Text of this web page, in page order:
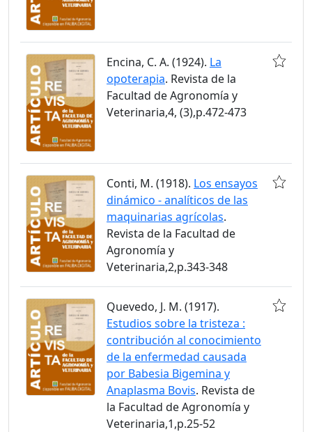
Encina, C. A. (1924). La
opoterapia. Revista de la
Facultad de Agronomía y
Veterinaria,4, (3),p.472-473
Conti, M. (1918). Los ensayos
dinámico - analíticos de las
maquinarias agrícolas.
Revista de la Facultad de
Agronomía y
Veterinaria,2,p.343-348
Quevedo, J. M. (1917).
Estudios sobre la tristeza :
contribución al conocimiento
de la enfermedad causada
por Babesia Bigemina y
Anaplasma Bovis. Revista de
la Facultad de Agronomía y
Veterinaria,1,p.25-52